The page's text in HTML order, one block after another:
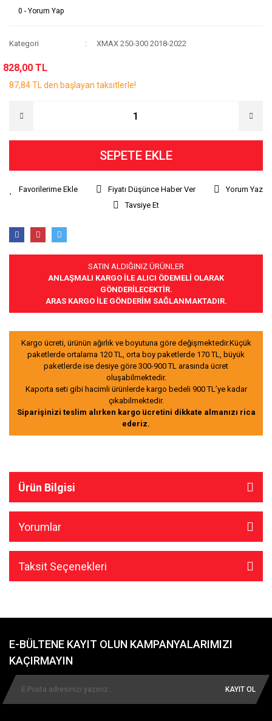
0 - Yorum Yap
Kategori XMAX 250-300 2018-2022
828,00 TL
87,84 TL den başlayan taksitlerle!
SEPETE EKLE
Fiyatı Düşünce Haber Ver
Yorum Yaz
Tavsiye Et
SATIN ALDIĞINIZ ÜRÜNLER
ANLAŞMALI KARGO İLE ALICI ÖDEMELİ OLARAK
GÖNDERİLECEKTİR.
ARAS KARGO İLE GÖNDERİM SAĞLANMAKTADIR.
Kargo ücreti, ürünün ağırlık ve boyutuna göre değişmektedir.Küçük
paketlerde ortalama 120 TL, orta boy paketlerde 170 TL, büyük
paketlerde ise desiye göre 300-900 TL arasında ücret
oluşabilmektedir.
Kaporta seti gibi hacimli ürünlerde kargo bedeli 900 TL’ye kadar
çıkabilmektedir.
Siparişinizi teslim alırken kargo ücretini dikkate almanızı rica
ederiz.
Ürün Bilgisi
Yorumlar
Taksit Seçenekleri
E-BÜLTENE KAYIT OLUN KAMPANYALARIMIZI
KAÇIRMAYIN
KAYIT OL